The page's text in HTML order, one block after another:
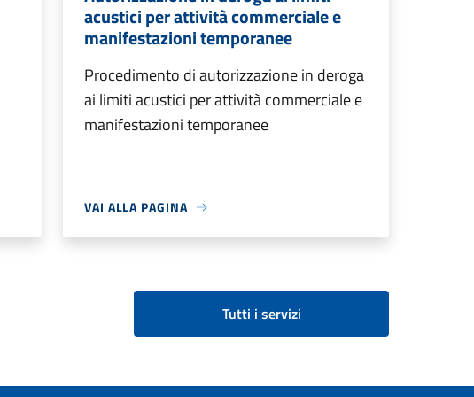
acustici per attività commerciale e
manifestazioni temporanee
Procedimento di autorizzazione in deroga
ai limiti acustici per attività commerciale e
manifestazioni temporanee
VAI ALLA PAGINA
Tutti i servizi